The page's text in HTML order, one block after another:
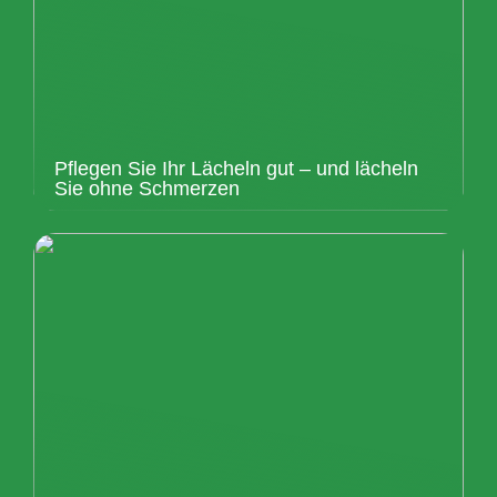
Pflegen Sie Ihr Lächeln gut – und lächeln
Sie ohne Schmerzen